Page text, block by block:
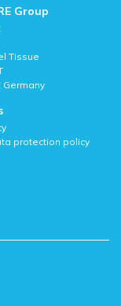
Group
Tissue
Germany
protection policy